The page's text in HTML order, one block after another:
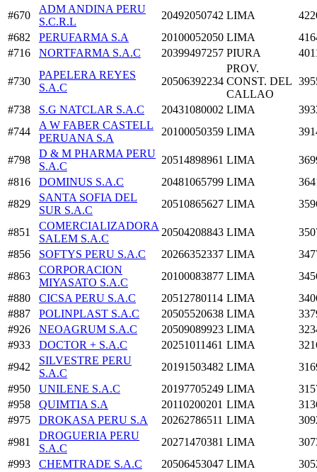
#670
ADM ANDINA PERU
S.C.R.L
20492050742 LIMA
#682
PERUFARMA S.A 20100052050 LIMA
#716
NORTFARMA S.A.C 20399497257 PIURA
#730
PAPELERA REYES
S.A.C
20506392234
PROV.
CONST. DEL
CALLAO
#738 S.G NATCLAR S.A.C 20431080002 LIMA
#744
A W FABER CASTELL
PERUANA S.A
20100050359 LIMA
#798
D & M PHARMA PERU
S.A.C
20514898961 LIMA
#816
DOMINUS S.A.C 20481065799 LIMA
#829
SANTA SOFIA DEL
SUR S.A.C
20510865627 LIMA
#851
COMERCIALIZADORA
SALEM S.A.C
20504208843 LIMA
#856
SOFTYS PERU S.A.C 20266352337 LIMA
#863
CORPORACION
MIYASATO S.A.C
20100083877 LIMA
#880
CICSA PERU S.A.C 20512780114 LIMA
#887
POLINPLAST S.A.C 20505520638 LIMA
#926
NEOAGRUM S.A.C 20509089923 LIMA
#933
DOCTOR + S.A.C 20251011461 LIMA
#942
SILVESTRE PERU
S.A.C
20191503482 LIMA
#950
UNILENE S.A.C 20197705249 LIMA
#958
QUIMTIA S.A 20110200201 LIMA
#975
DROKASA PERU S.A 20262786511 LIMA
#981
DROGUERIA PERU
S.A.C
20271470381 LIMA
#993
CHEMTRADE S.A.C 20506453047 LIMA